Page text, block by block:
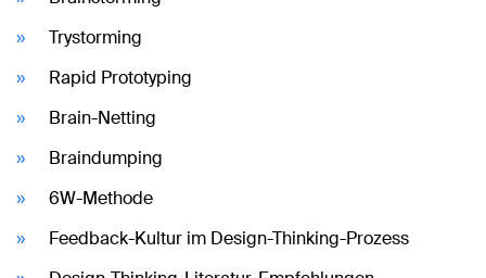
Trystorming
Rapid Prototyping
Brain-Netting
Braindumping
6W-Methode
Feedback-Kultur im Design-Thinking-Prozess